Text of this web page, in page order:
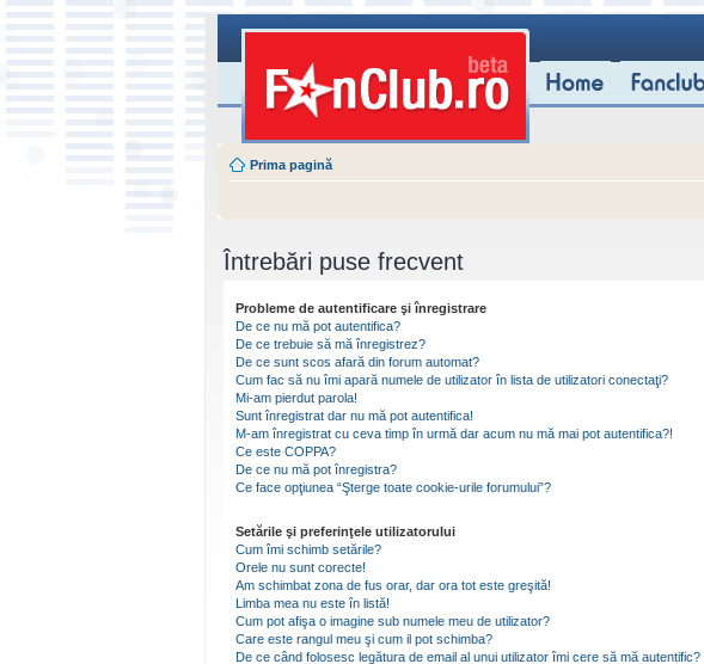
Prima pagină
Întrebări puse frecvent
Probleme de autentificare şi înregistrare
De ce nu mă pot autentifica?
De ce trebuie să mă înregistrez?
De ce sunt scos afară din forum automat?
Cum fac să nu îmi apară numele de utilizator în lista de utilizatori conectaţi?
Mi-am pierdut parola!
Sunt înregistrat dar nu mă pot autentifica!
M-am înregistrat cu ceva timp în urmă dar acum nu mă mai pot autentifica?!
Ce este COPPA?
De ce nu mă pot înregistra?
Ce face opţiunea “Şterge toate cookie-urile forumului”?
Setările şi preferinţele utilizatorului
Cum îmi schimb setările?
Orele nu sunt corecte!
Am schimbat zona de fus orar, dar ora tot este greşită!
Limba mea nu este în listă!
Cum pot afişa o imagine sub numele meu de utilizator?
Care este rangul meu şi cum il pot schimba?
De ce când folosesc legătura de email al unui utilizator îmi cere să mă autentific?